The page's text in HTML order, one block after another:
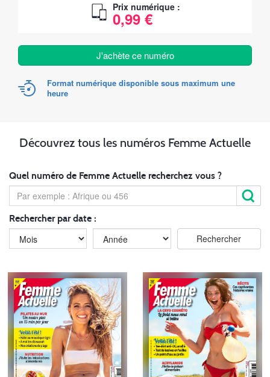
Prix numérique :
0,99 €
J'achète ce numéro
Format numérique disponible sous maximum une
heure
Découvrez tous les numéros Femme Actuelle
Quel numéro de Femme Actuelle recherchez vous ?
Rechercher par date :